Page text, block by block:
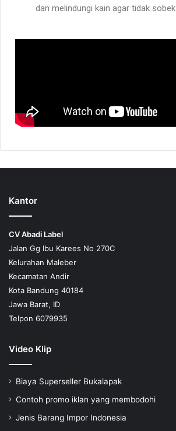
dan melindungi kain agar tidak sobek
Kantor
CV Abadi Label
Jalan Gg Ibu Karees No 270C
Kelurahan Maleber
Kecamatan Andir
Kota Bandung 40184
Jawa Barat, ID
Telpon 6079935
Video Klip
Biaya Superseller Bukalapak
Contoh promo iklan yang membodohi
Jenis Barang Impor Indonesia